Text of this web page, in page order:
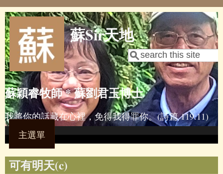
Skip to main content
蘇Sir天地
Search form
Search
蘇穎睿牧師 * 蘇劉君玉博士
我將你的話藏在心裡，免得我得罪你。(詩篇 119:11)
主選單
可有明天(c)